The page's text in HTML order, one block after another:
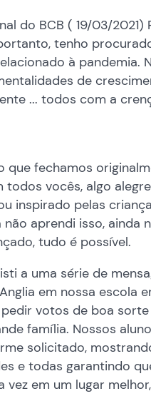
do BCB ( 19/03/
tenho
à pandemia.
de
... todos com a
que fechamos
vocês, algo
inspirado pelas
não aprendi isso,
tudo é possível.
a uma série de
em nossa escola
votos de boa
família. Nossos
solicitado,
e todas garantindo
vez em um lugar